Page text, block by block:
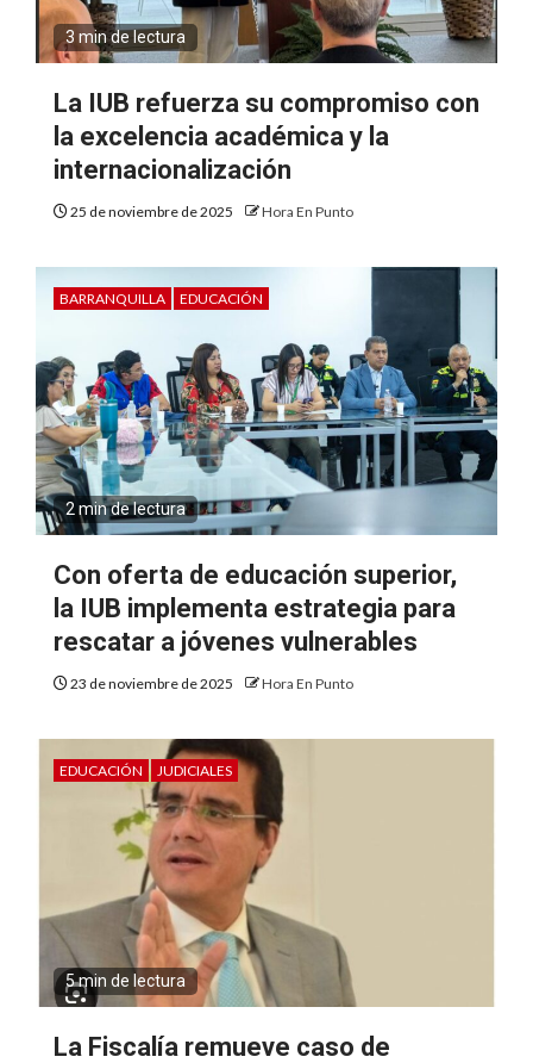
3 min de lectura
La IUB refuerza su compromiso con
la excelencia académica y la
internacionalización
25 de noviembre de 2025 Hora En Punto
BARRANQUILLA EDUCACIÓN
2 min de lectura
Con oferta de educación superior,
la IUB implementa estrategia para
rescatar a jóvenes vulnerables
23 de noviembre de 2025 Hora En Punto
EDUCACIÓN JUDICIALES
5 min de lectura
La Fiscalía remueve caso de